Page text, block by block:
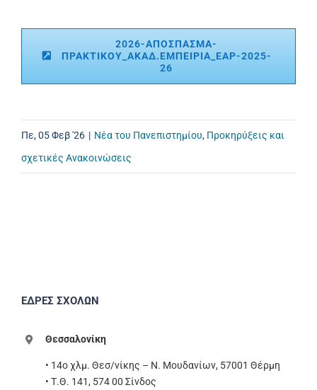
2026-ΑΠΟΣΠΑΣΜΑ-
ΠΡΑΚΤΙΚΟΥ_ΑΚΑΔ.ΕΜΠΕΙΡΙΑ_ΕΑΡ-2025-
26
Πε, 05 Φεβ '26 | Νέα του Πανεπιστημίου, Προκηρύξεις και
σχετικές Ανακοινώσεις
ΕΔΡΕΣ ΣΧΟΛΩΝ
Θεσσαλονίκη
• 14ο χλμ. Θεσ/νίκης – Ν. Μουδανίων, 57001 Θέρμη
• Τ.Θ. 141, 574 00 Σίνδος